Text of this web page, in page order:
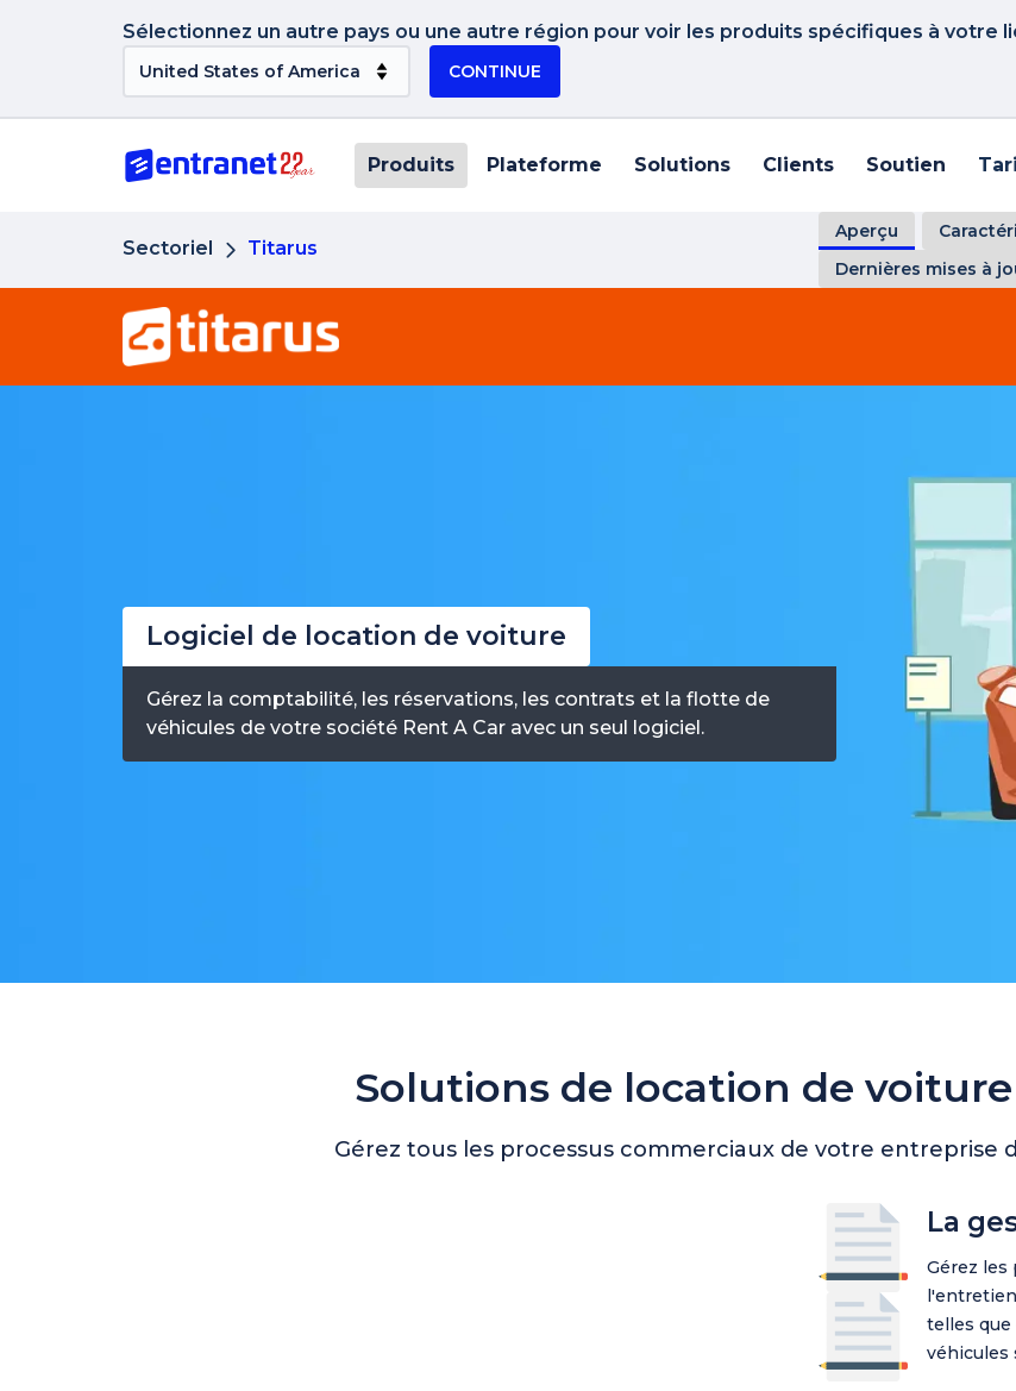
Sélectionnez un autre pays ou une autre région pour voir les produits spécifiques à votre
CONTINUE
Produits Plateforme Solutions Clients Soutien
Sectoriel Titarus
Aperçu
Dernières mises à
Logiciel de location de voiture
Gérez la comptabilité, les réservations, les contrats et la flotte de
véhicules de votre société Rent A Car avec un seul logiciel.
Solutions de location de
Gérez tous les processus commerciaux de votre entreprise
La
Gérez les
telles que
véhicules